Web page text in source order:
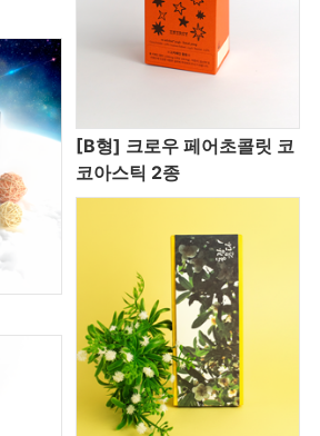
[B형] 크로우 페어초콜릿 코
코아스틱 2종